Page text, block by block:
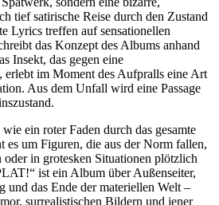
tief satirische Reise durch den Zustand
Lyrics treffen auf sensationellen
das Konzept des Albums anhand
Insekt, das gegen eine
erlebt im Moment des Aufpralls eine Art
Aus dem Unfall wird eine Passage
ein roter Faden durch das gesamte
es um Figuren, die aus der Norm fallen,
in grotesken Situationen plötzlich
ist ein Album über Außenseiter,
und das Ende der materiellen Welt –
surrealistischen Bildern und jener